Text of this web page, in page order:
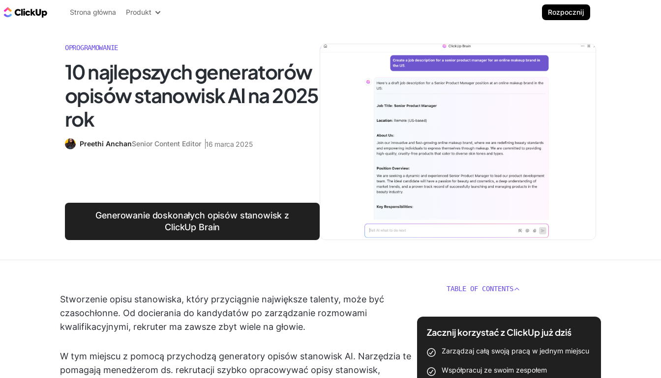
ClickUp Blog
Strona główna Produkt Rozpocznij
OPROGRAMOWANIE
10 najlepszych generatorów
opisów stanowisk AI na 2025
rok
Preethi AnchanSenior Content Editor 16 marca 2025
Generowanie doskonałych opisów stanowisk z
ClickUp Brain
Stworzenie opisu stanowiska, który przyciągnie największe talenty, może być
czasochłonne. Od docierania do kandydatów po zarządzanie rozmowami
kwalifikacyjnymi, rekruter ma zawsze zbyt wiele na głowie.
W tym miejscu z pomocą przychodzą generatory opisów stanowisk AI. Narzędzia te
pomagają menedżerom ds. rekrutacji szybko opracowywać opisy stanowisk,
TABLE OF CONTENTS
Zacznij korzystać z ClickUp już dziś
Zarządzaj całą swoją pracą w jednym miejscu
Współpracuj ze swoim zespołem